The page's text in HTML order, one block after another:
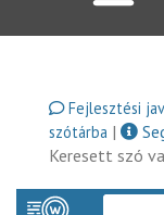
Fejlesztési
szótárba |
Keresett szó